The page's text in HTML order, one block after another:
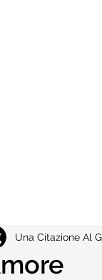
Una Citazione Al